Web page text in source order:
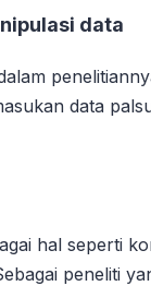
data
data
hal seperti
peneliti